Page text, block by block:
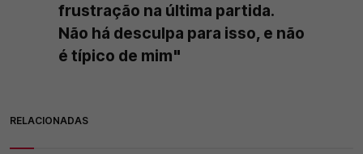
frustração na última partida.
Não há desculpa para isso, e não
é típico de mim"
RELACIONADAS